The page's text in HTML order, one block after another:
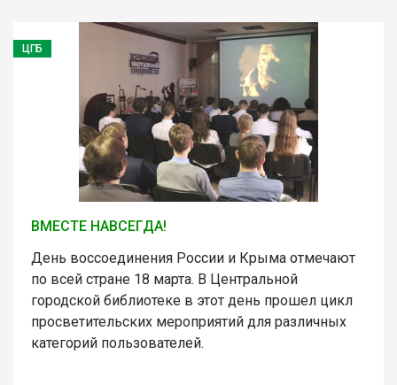
ЦГБ
ВМЕСТЕ НАВСЕГДА!
День воссоединения России и Крыма отмечают
по всей стране 18 марта. В Центральной
городской библиотеке в этот день прошел цикл
просветительских мероприятий для различных
категорий пользователей.